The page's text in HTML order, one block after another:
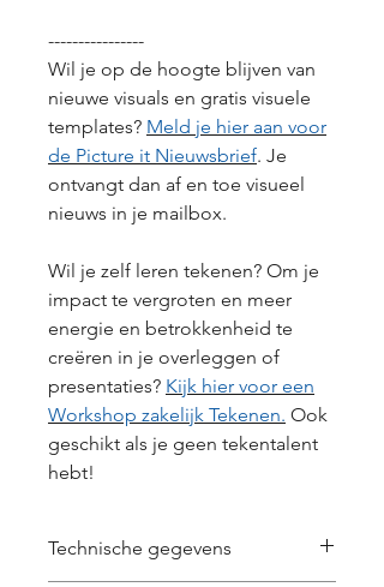
----------------
Wil je op de hoogte blijven van
nieuwe visuals en gratis visuele
templates? Meld je hier aan voor
de Picture it Nieuwsbrief. Je
ontvangt dan af en toe visueel
nieuws in je mailbox.
Wil je zelf leren tekenen? Om je
impact te vergroten en meer
energie en betrokkenheid te
creëren in je overleggen of
presentaties? Kijk hier voor een
Workshop zakelijk Tekenen. Ook
geschikt als je geen tekentalent
hebt!
Technische gegevens